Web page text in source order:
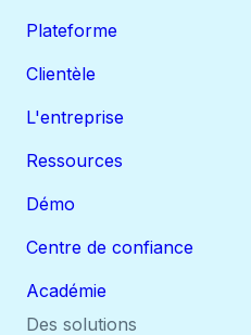
Plateforme
Clientèle
L'entreprise
Ressources
Démo
Centre de confiance
Académie
Des solutions